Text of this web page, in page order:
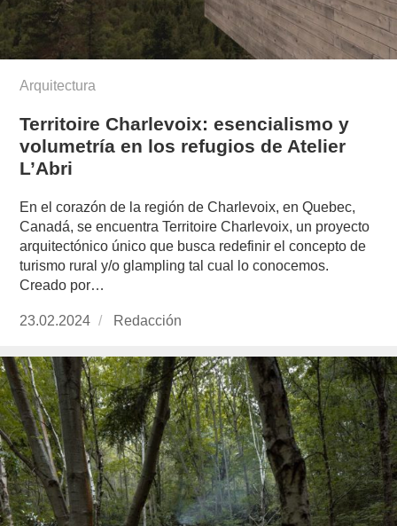
Arquitectura
Territoire Charlevoix: esencialismo y
volumetría en los refugios de Atelier
L’Abri
En el corazón de la región de Charlevoix, en Quebec,
Canadá, se encuentra Territoire Charlevoix, un proyecto
arquitectónico único que busca redefinir el concepto de
turismo rural y/o glampling tal cual lo conocemos.
Creado por…
Publicado
23.02.2024 https://www.experimenta.es/author/redaccion/
Redacción